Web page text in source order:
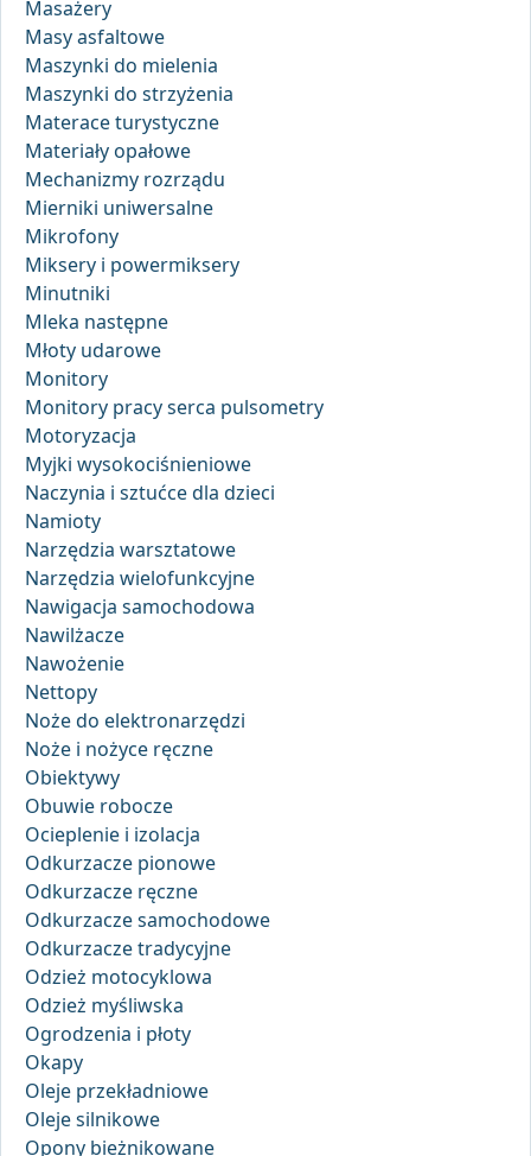
Masażery
Masy asfaltowe
Maszynki do mielenia
Maszynki do strzyżenia
Materace turystyczne
Materiały opałowe
Mechanizmy rozrządu
Mierniki uniwersalne
Mikrofony
Miksery i powermiksery
Minutniki
Mleka następne
Młoty udarowe
Monitory
Monitory pracy serca pulsometry
Motoryzacja
Myjki wysokociśnieniowe
Naczynia i sztućce dla dzieci
Namioty
Narzędzia warsztatowe
Narzędzia wielofunkcyjne
Nawigacja samochodowa
Nawilżacze
Nawożenie
Nettopy
Noże do elektronarzędzi
Noże i nożyce ręczne
Obiektywy
Obuwie robocze
Ocieplenie i izolacja
Odkurzacze pionowe
Odkurzacze ręczne
Odkurzacze samochodowe
Odkurzacze tradycyjne
Odzież motocyklowa
Odzież myśliwska
Ogrodzenia i płoty
Okapy
Oleje przekładniowe
Oleje silnikowe
Opony bieżnikowane